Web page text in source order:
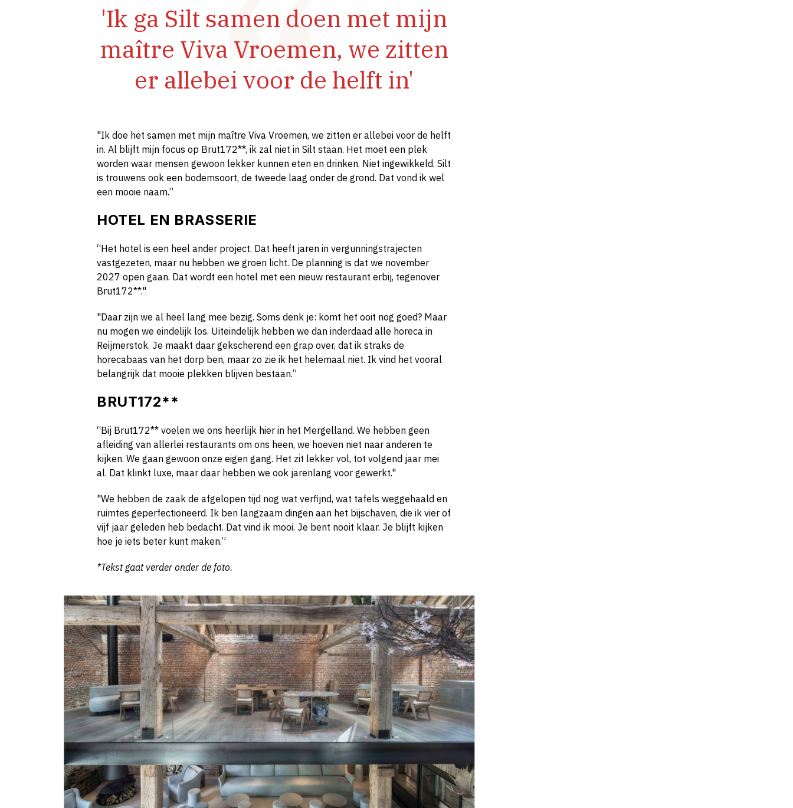
'Ik ga Silt samen doen met mijn
maître Viva Vroemen, we zitten
er allebei voor de helft in'
"Ik doe het samen met mijn maître Viva Vroemen, we zitten er allebei voor de helft
in. Al blijft mijn focus op Brut172**, ik zal niet in Silt staan. Het moet een plek
worden waar mensen gewoon lekker kunnen eten en drinken. Niet ingewikkeld. Silt
is trouwens ook een bodemsoort, de tweede laag onder de grond. Dat vond ik wel
een mooie naam.”
HOTEL EN BRASSERIE
“Het hotel is een heel ander project. Dat heeft jaren in vergunningstrajecten
vastgezeten, maar nu hebben we groen licht. De planning is dat we november
2027 open gaan. Dat wordt een hotel met een nieuw restaurant erbij, tegenover
Brut172**."
"Daar zijn we al heel lang mee bezig. Soms denk je: komt het ooit nog goed? Maar
nu mogen we eindelijk los. Uiteindelijk hebben we dan inderdaad alle horeca in
Reijmerstok. Je maakt daar gekscherend een grap over, dat ik straks de
horecabaas van het dorp ben, maar zo zie ik het helemaal niet. Ik vind het vooral
belangrijk dat mooie plekken blijven bestaan.”
BRUT172**
“Bij Brut172** voelen we ons heerlijk hier in het Mergelland. We hebben geen
afleiding van allerlei restaurants om ons heen, we hoeven niet naar anderen te
kijken. We gaan gewoon onze eigen gang. Het zit lekker vol, tot volgend jaar mei
al. Dat klinkt luxe, maar daar hebben we ook jarenlang voor gewerkt."
"We hebben de zaak de afgelopen tijd nog wat verfijnd, wat tafels weggehaald en
ruimtes geperfectioneerd. Ik ben langzaam dingen aan het bijschaven, die ik vier of
vijf jaar geleden heb bedacht. Dat vind ik mooi. Je bent nooit klaar. Je blijft kijken
hoe je iets beter kunt maken.”
*Tekst gaat verder onder de foto.